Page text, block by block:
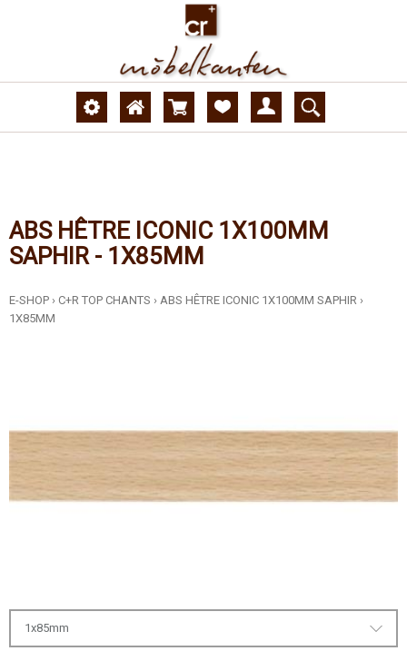
ABS HÊTRE ICONIC 1X100MM
SAPHIR - 1X85MM
E-SHOP › C+R TOP CHANTS › ABS HÊTRE ICONIC 1X100MM SAPHIR ›
1X85MM
1x85mm